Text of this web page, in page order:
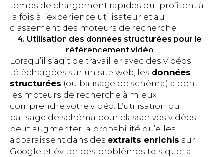
temps de chargement rapides qui profitent à
la fois à l’expérience utilisateur et au
classement des moteurs de recherche.
4. Utilisation des données structurées pour le
référencement vidéo
Lorsqu’il s’agit de travailler avec des vidéos
téléchargées sur un site web, les données
structurées (ou balisage de schéma) aident
les moteurs de recherche à mieux
comprendre votre vidéo. L’utilisation du
balisage de schéma pour classer vos vidéos
peut augmenter la probabilité qu’elles
apparaissent dans des extraits enrichis sur
Google et éviter des problèmes tels que la